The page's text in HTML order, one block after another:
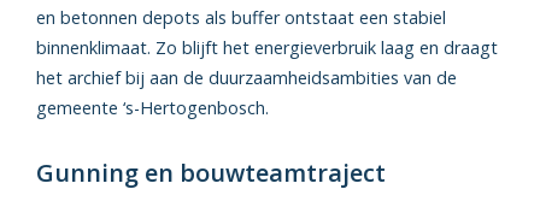
en betonnen depots als buffer ontstaat een stabiel
binnenklimaat. Zo blijft het energieverbruik laag en draagt
het archief bij aan de duurzaamheidsambities van de
gemeente ‘s-Hertogenbosch.
Gunning en bouwteamtraject